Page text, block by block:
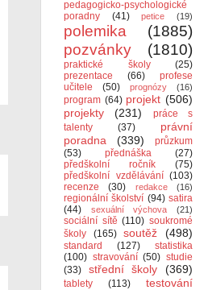
pedagogicko-psychologické
poradny
(41) petice (19)
polemika
(1885)
pozvánky
(1810)
praktické školy
(25)
prezentace
(66)
profese
učitele
(50) prognózy (16)
program (64) projekt (506)
projekty
(231)
práce s
talenty
(37)
právní
poradna
(339)
průzkum
(53)
přednáška
(27)
předškolní ročník
(75)
předškolní vzdělávání (103)
recenze
(30) redakce (16)
regionální školství (94) satira
(44)
sexuální výchova (21)
sociální sítě (110) soukromé
školy
(165) soutěž (498)
standard (127)
statistika
(100) stravování (50) studie
(33)
střední školy (369)
tablety (113)
testování